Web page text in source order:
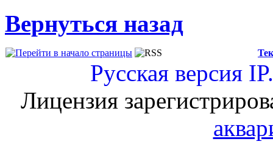
Вернуться назад
Русская версия
Лицензия